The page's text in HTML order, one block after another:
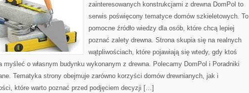
zainteresowanych konstrukcjami z drewna DomPol to
serwis poświęcony tematyce domów szkieletowych. To
pomocne źródło wiedzy dla osób, które chcą lepiej
poznać zalety drewna. Strona skupia się na realnych
wątpliwościach, które pojawiają się wtedy, gdy ktoś
myśleć o własnym budynku wykonanym z drewna. Polecamy DomPol i Poradniki
Tematyka strony obejmuje zarówno korzyści domów drewnianych, jak i
które warto poznać przed podjęciem decyzji […]